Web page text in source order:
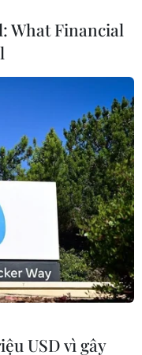
What Financial
USD vì gây